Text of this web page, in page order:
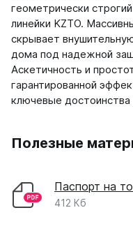
геометрически
линейки KZTO.
скрывает
дома под надежной
Аскетичность и
гарантированной
ключевые достоинства
Полезные
Паспорт на
412 Кб